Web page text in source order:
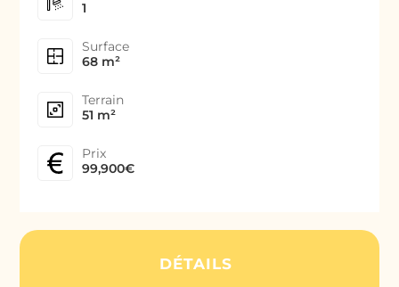
1
Surface
68 m²
Terrain
51 m²
Prix
99,900€
DÉTAILS